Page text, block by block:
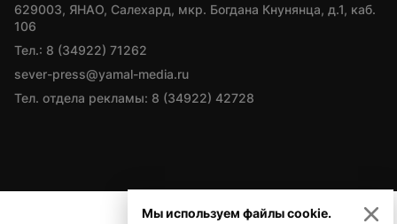
629003, ЯНАО, Салехард, мкр. Богдана Кнунянца, д.1, каб.
106
Тел.: 8 (34922) 71262
sever-press@yamal-media.ru
Тел. отдела рекламы: 8 (34922) 42728
Мы используем файлы cookie.